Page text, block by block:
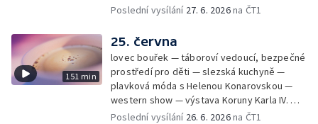
Poslední vysílání 27. 6. 2026na ČT1
151 min
25. června
lovec bouřek — táboroví vedoucí, bezpečné
prostředí pro děti — slezská kuchyně —
plavková móda s Helenou Konarovskou —
western show — výstava Koruny Karla IV. —
mladý lezecký fenomén Josef Šindel
Poslední vysílání 26. 6. 2026na ČT1